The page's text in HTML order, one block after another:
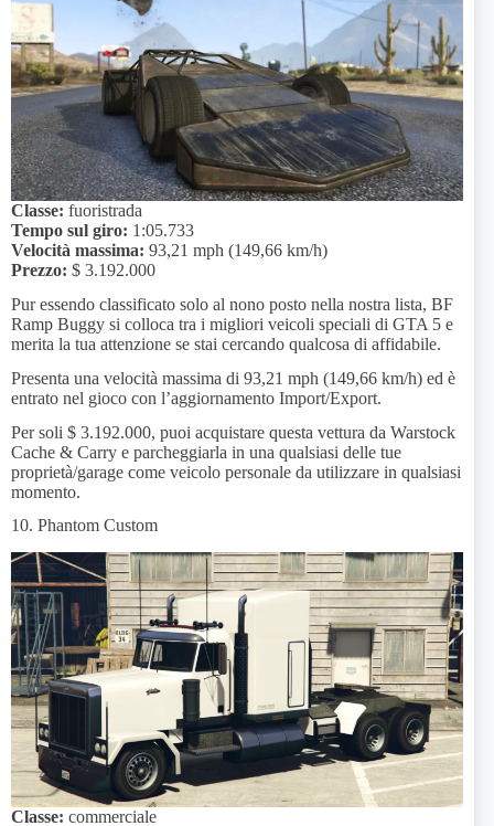
Classe: fuoristrada
Tempo sul giro: 1:05.733
Velocità massima: 93,21 mph (149,66 km/h)
Prezzo: $ 3.192.000
Pur essendo classificato solo al nono posto nella nostra lista, BF
Ramp Buggy si colloca tra i migliori veicoli speciali di GTA 5 e
merita la tua attenzione se stai cercando qualcosa di affidabile.
Presenta una velocità massima di 93,21 mph (149,66 km/h) ed è
entrato nel gioco con l’aggiornamento Import/Export.
Per soli $ 3.192.000, puoi acquistare questa vettura da Warstock
Cache & Carry e parcheggiarla in una qualsiasi delle tue
proprietà/garage come veicolo personale da utilizzare in qualsiasi
momento.
10. Phantom Custom
Classe: commerciale